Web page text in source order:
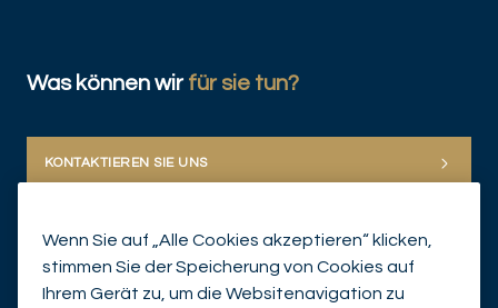
Was können wir für sie tun?
KONTAKTIEREN SIE UNS
Wenn Sie auf „Alle Cookies akzeptieren“ klicken,
stimmen Sie der Speicherung von Cookies auf
Ihrem Gerät zu, um die Websitenavigation zu